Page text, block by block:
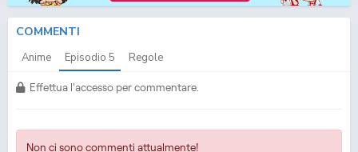
COMMENTI
Anime Episodio 5 Regole
Effettua l'accesso per commentare.
Non ci sono commenti attualmente!